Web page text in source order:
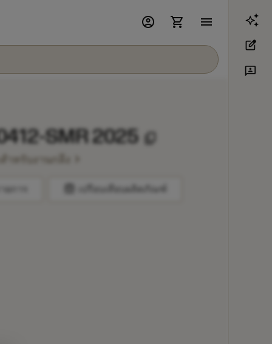
account_circle shopping_cart menu
SMR 2025 content_copy
การ เปรียบเทียบผลิตภัณฑ์
edit_square
3p